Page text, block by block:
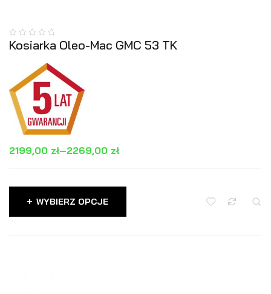
Kosiarka Oleo-Mac GMC 53 TK
2199,00 zł–2269,00 zł
WYBIERZ OPCJE